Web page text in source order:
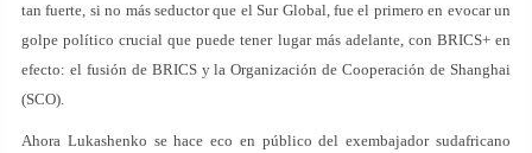
tan fuerte, si no más seductor que el Sur Global, fue el primero en evocar un
golpe político crucial que puede tener lugar más adelante, con BRICS+ en
efecto: el fusión de BRICS y la Organización de Cooperación de Shanghai
(SCO).
Ahora Lukashenko se hace eco en público del exembajador sudafricano